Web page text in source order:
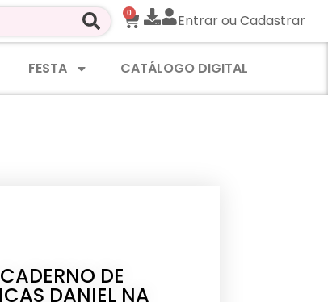
0 Entrar ou Cadastrar
FESTA CATÁLOGO DIGITAL
DE
DANIEL NA